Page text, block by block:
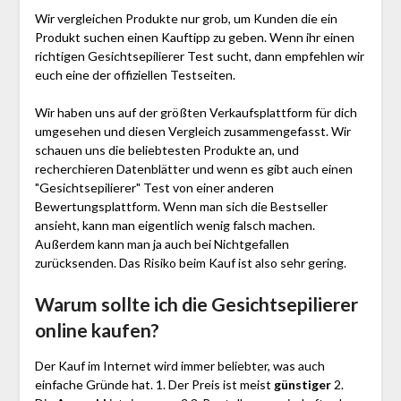
Wir vergleichen Produkte nur grob, um Kunden die ein
Produkt suchen einen Kauftipp zu geben. Wenn ihr einen
richtigen Gesichtsepilierer Test sucht, dann empfehlen wir
euch eine der offiziellen Testseiten.
Wir haben uns auf der größten Verkaufsplattform für dich
umgesehen und diesen Vergleich zusammengefasst. Wir
schauen uns die beliebtesten Produkte an, und
recherchieren Datenblätter und wenn es gibt auch einen
"Gesichtsepilierer" Test von einer anderen
Bewertungsplattform. Wenn man sich die Bestseller
ansieht, kann man eigentlich wenig falsch machen.
Außerdem kann man ja auch bei Nichtgefallen
zurücksenden. Das Risiko beim Kauf ist also sehr gering.
Warum sollte ich die Gesichtsepilierer
online kaufen?
Der Kauf im Internet wird immer beliebter, was auch
einfache Gründe hat. 1. Der Preis ist meist günstiger2.